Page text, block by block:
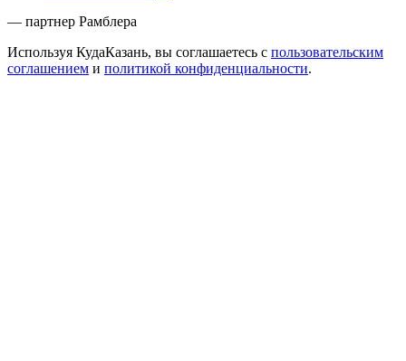
— партнер Рамблера
Используя КудаКазань, вы соглашаетесь с пользовательским
соглашением и политикой конфиденциальности.